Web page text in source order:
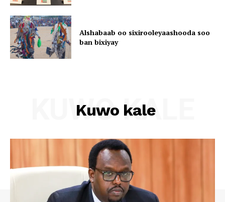
Alshabaab oo sixirooleyaashooda soo
ban bixiyay
Kuwo kale
KUWO KALE